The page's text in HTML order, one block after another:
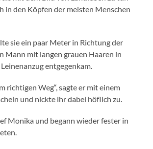
in den Köpfen der meisten Menschen
sie ein paar Meter in Richtung der
Mann mit langen grauen Haaren in
entgegenkam.
richtigen Weg“, sagte er mit einem
und nickte ihr dabei höflich zu.
Monika und begann wieder fester in